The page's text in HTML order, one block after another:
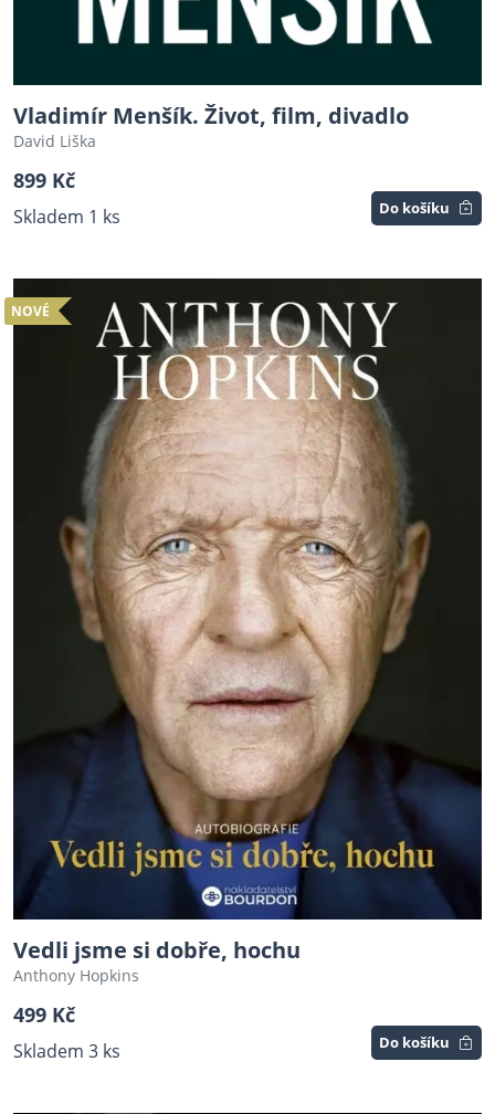
Vladimír Menšík. Život, film, divadlo
David Liška
899 Kč
Skladem 1 ks Do košíku
NOVÉ
Vedli jsme si dobře, hochu
Anthony Hopkins
499 Kč
Skladem 3 ks Do košíku